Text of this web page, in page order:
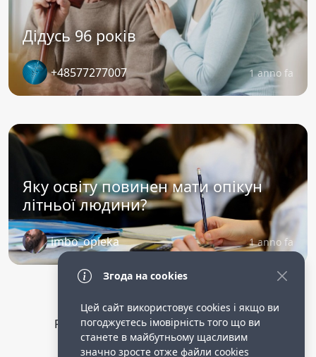
Дідусь 96 років
+48577277007 1 anno fa
Яку освіту повинен мати опікун
літньої людини?
imbo_opieka 1 anno fa
Privacy Policy
public terms of service
Робота опікункою в німеччині.
Згода на cookies
Цей сайт використовує cookies і якщо ви
погоджуєтесь імовірність того що ви
станете в майбутньому щасливим
значно зросте отже файли cookies